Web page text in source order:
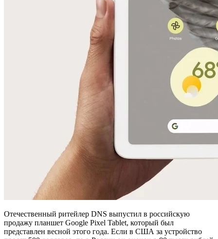
Отечественный ритейлер DNS выпустил в российскую
продажу планшет Google Pixel Tablet, который был
представлен весной этого года. Если в США за устройство